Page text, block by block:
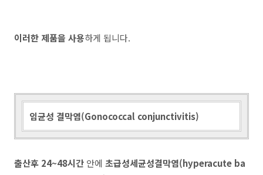
이러한 제품을 사용하게 됩니다.
임균성 결막염(Gonococcal conjunctivitis)
출산후 24~48시간 안에 초급성세균성결막염(hyperacute ba